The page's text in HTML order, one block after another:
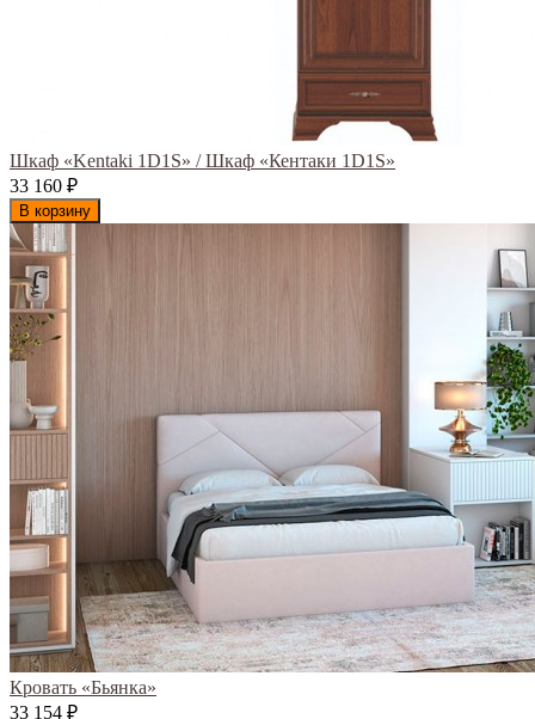
Шкаф «Kentaki 1D1S» / Шкаф «Кентаки 1D1S»
33 160 ₽
В корзину
Кровать «Бьянка»
33 154 ₽